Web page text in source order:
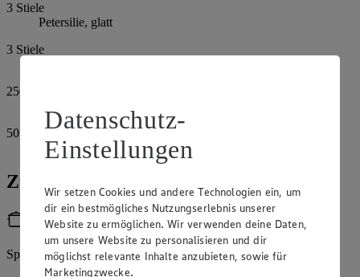
3 Stiele
Petersilie, glatt
3 Stiele
250
50
Pekannüsse
Zubereitung
Utensilien
Springform (26 cm)
Datenschutz-
Einstellungen
Wir setzen Cookies und andere Technologien ein, um
dir ein bestmögliches Nutzungserlebnis unserer
Website zu ermöglichen. Wir verwenden deine Daten,
um unsere Website zu personalisieren und dir
möglichst relevante Inhalte anzubieten, sowie für
Marketingzwecke.